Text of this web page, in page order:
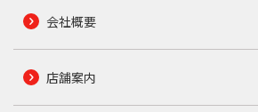
会社概要
店舗案内